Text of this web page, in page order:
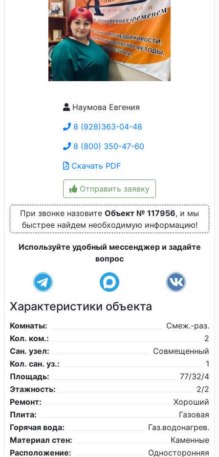
Наумова Евгения
8 (928)363-04-48
8 (800) 350-47-60
Скачать PDF
Отправить заявку
При звонке назовите Объект № 117956, и мы
быстрее найдем необходимую информацию!
Используйте удобный мессенджер и задайте
вопрос
Характеристики объекта
Комнаты:
Смеж.-раз.
Кол. ком.:
2
Сан. узел:
Совмещенный
Кол. сан. уз.:
1
Площадь:
77/32/4
Этажность:
2/2
Ремонт:
Хороший
Плита:
Газовая
Горячая вода:
Газ.водонагрев.
Материал стен:
Каменные
Расположение:
Односторонняя